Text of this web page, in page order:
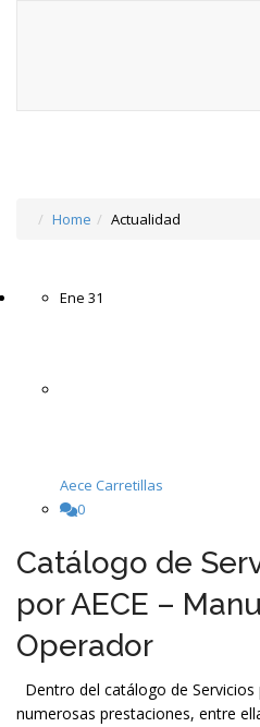
Home Actualidad
Ene 31
Aece Carretillas
0
Catálogo de
por AECE –
Operador
Dentro del catálogo de
numerosas prestaciones, entre